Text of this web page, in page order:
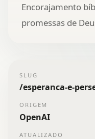
Encorajamento
promessas de
SLUG
/esperanca-e-
ORIGEM
OpenAI
ATUALIZADO